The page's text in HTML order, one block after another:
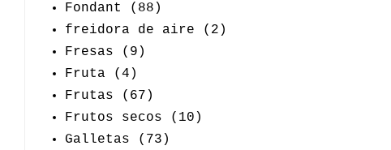
Fondant
(88)
freidora de aire
(2)
Fresas
(9)
Fruta
(4)
Frutas
(67)
Frutos secos
(10)
Galletas
(73)